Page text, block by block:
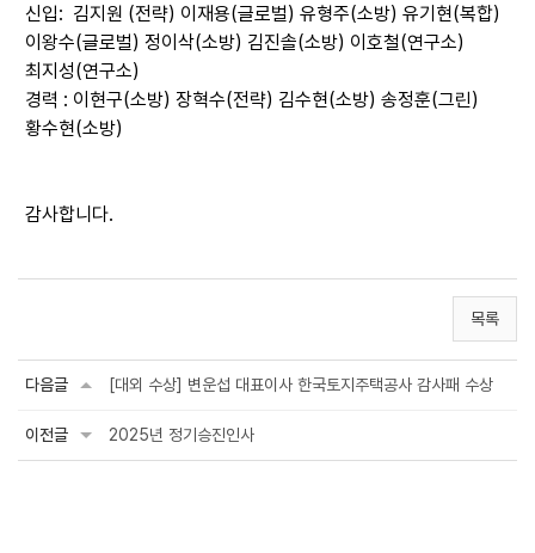
신입: 김지원 (전략) 이재용(글로벌) 유형주(소방) 유기현(복합)
이왕수(글로벌) 정이삭(소방) 김진솔(소방) 이호철(연구소)
최지성(연구소)
경력 : 이현구(소방) 장혁수(전략) 김수현(소방) 송정훈(그린)
황수현(소방)
감사합니다.
목록
다음글 [대외 수상] 변운섭 대표이사 한국토지주택공사 감사패 수상
이전글 2025년 정기승진인사